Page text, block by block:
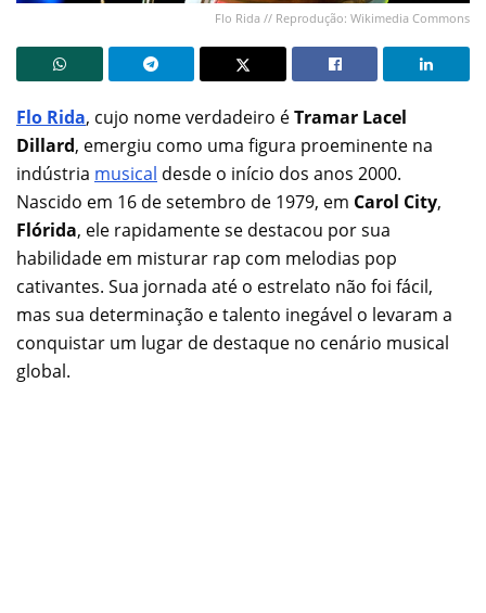
Flo Rida // Reprodução: Wikimedia Commons
Flo Rida, cujo nome verdadeiro éTramar Lacel
Dillard, emergiu como uma figura proeminente na
indústria musical desde o início dos anos 2000.
Nascido em 16 de setembro de 1979, em Carol City,
Flórida, ele rapidamente se destacou por sua
habilidade em misturar rap com melodias pop
cativantes. Sua jornada até o estrelato não foi fácil,
mas sua determinação e talento inegável o levaram a
conquistar um lugar de destaque no cenário musical
global.